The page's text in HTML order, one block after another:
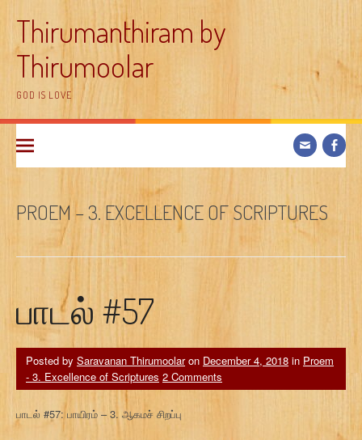
contentThirumanthiram by
Thirumoolar
GOD IS LOVE
PROEM – 3. EXCELLENCE OF SCRIPTURES
பாடல் #57
Posted by Saravanan Thirumoolaron December 4, 2018 in Proem
- 3. Excellence of Scriptures 2 Comments
பாடல் #57: பாயிரம் – 3. ஆகமச் சிறப்பு